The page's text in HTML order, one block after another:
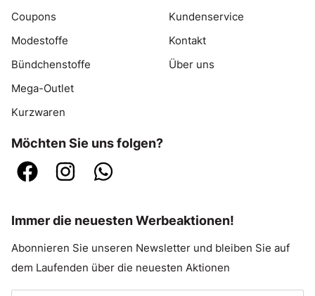
Coupons
Modestoffe
Bündchenstoffe
Mega-Outlet
Kurzwaren
Kundenservice
Kontakt
Über uns
Möchten Sie uns folgen?
Immer die neuesten Werbeaktionen!
Abonnieren Sie unseren Newsletter und bleiben Sie auf
dem Laufenden über die neuesten Aktionen